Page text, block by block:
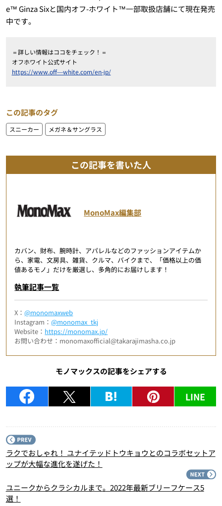
e™ Ginza Sixと国内オフ-ホワイト™⼀部取扱店舗にて現在発売
中です。
＝詳しい情報はココをチェック！＝
オフホワイト公式サイト
https://www.off---white.com/en-jp/
この記事のタグ
スニーカー メガネ＆サングラス
この記事を書いた人
MonoMax編集部
カバン、財布、腕時計、アパレルなどのファッションアイテムか
ら、家電、文房具、雑貨、クルマ、バイクまで、「価格以上の価
値あるモノ」だけを厳選し、多角的にお届けします！
執筆記事一覧
X：@monomaxweb
Instagram：@monomax_tkj
Website： https://monomax.jp/
お問い合わせ：monomaxofficial@takarajimasha.co.jp
モノマックスの記事をシェアする
LINE
ラクでおしゃれ！ ユナイテッドトウキョウとのコラボセットア
ップが大幅な進化を遂げた！
ユニークからクラシカルまで。2022年最新ブリーフケース5
選！